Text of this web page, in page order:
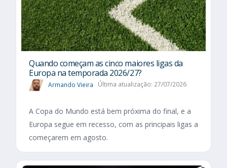
Quando começam as cinco maiores ligas da
Europa na temporada 2026/27?
Armando Vieira Última atualização: 27/07/2026
A Copa do Mundo está bem próxima do final, e a
Europa segue em recesso, com as principais ligas a
começarem em agosto.